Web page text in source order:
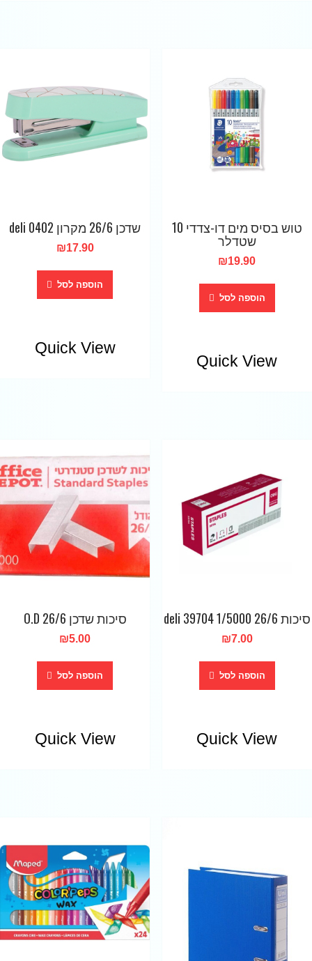
טוש בסיס מים דו-צדדי 10
שטדלר
₪19.90
הוספה לסל
Quick View
שדכן 26/6 מקרון 0402 deli
₪17.90
הוספה לסל
Quick View
סיכות 26/6 1/5000 39704 deli
₪7.00
הוספה לסל
Quick View
סיכות שדכן 26/6 O.D
₪5.00
הוספה לסל
Quick View